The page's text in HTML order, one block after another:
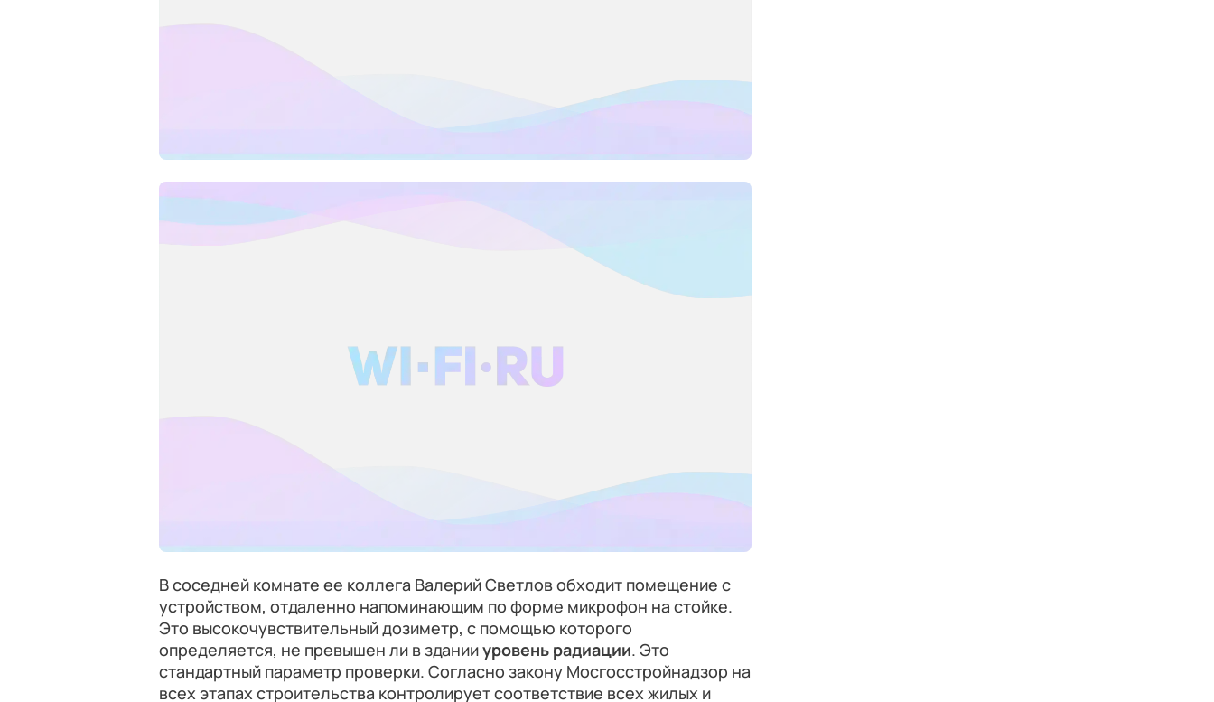
В соседней комнате ее коллега Валерий Светлов обходит помещение с
устройством, отдаленно напоминающим по форме микрофон на стойке.
Это высокочувствительный дозиметр, с помощью которого
определяется, не превышен ли в зданииуровень радиации. Это
стандартный параметр проверки. Согласно закону Мосгосстройнадзор на
всех этапах строительства контролирует соответствие всех жилых и